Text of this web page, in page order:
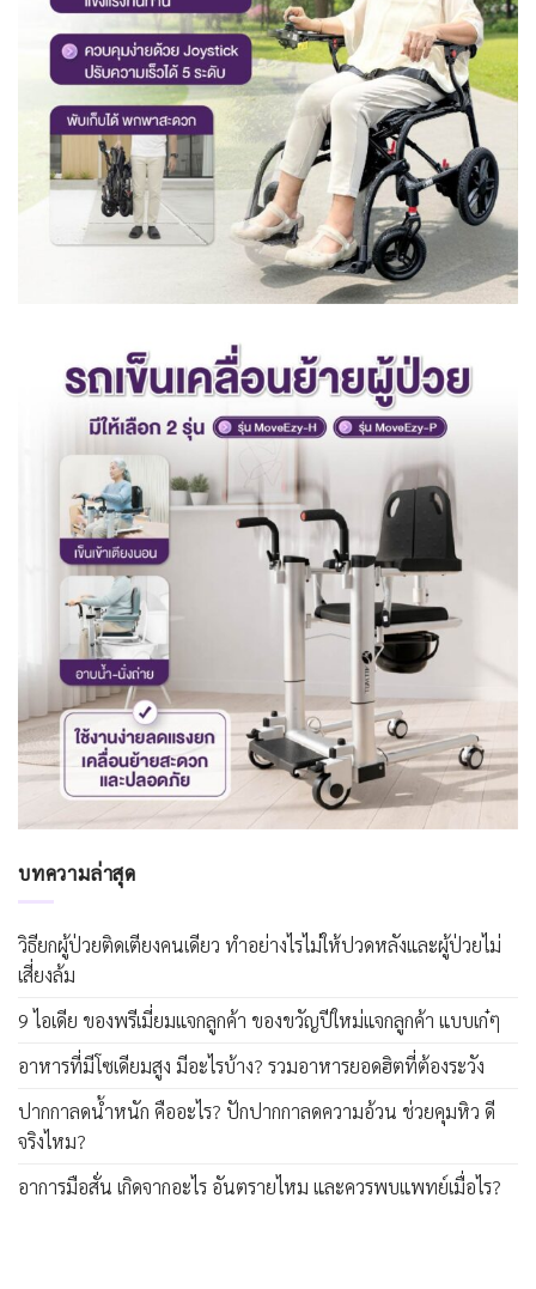
บทความล่าสุด
วิธียกผู้ป่วยติดเตียงคนเดียว ทำอย่างไรไม่ให้ปวดหลังและผู้ป่วยไม่
เสี่ยงล้ม
9 ไอเดีย ของพรีเมี่ยมแจกลูกค้า ของขวัญปีใหม่แจกลูกค้า แบบเก๋ๆ
อาหารที่มีโซเดียมสูง มีอะไรบ้าง? รวมอาหารยอดฮิตที่ต้องระวัง
ปากกาลดน้ำหนัก คืออะไร? ปักปากกาลดความอ้วน ช่วยคุมหิว ดี
จริงไหม?
อาการมือสั่น เกิดจากอะไร อันตรายไหม และควรพบแพทย์เมื่อไร?